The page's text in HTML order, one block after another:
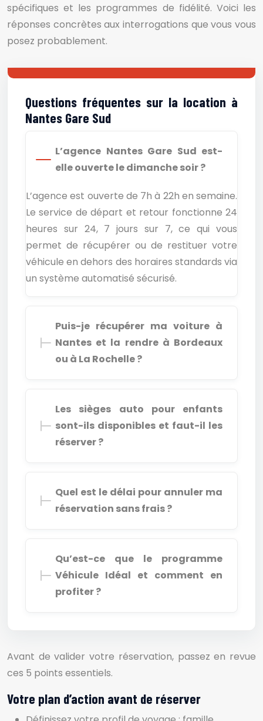
spécifiques et les programmes de fidélité. Voici les
réponses concrètes aux interrogations que vous vous
posez probablement.
Questions fréquentes sur la location à
Nantes Gare Sud
L’agence Nantes Gare Sud est-
elle ouverte le dimanche soir ?
L’agence est ouverte de 7h à 22h en semaine.
Le service de départ et retour fonctionne 24
heures sur 24, 7 jours sur 7, ce qui vous
permet de récupérer ou de restituer votre
véhicule en dehors des horaires standards via
un système automatisé sécurisé.
Puis-je récupérer ma voiture à
Nantes et la rendre à Bordeaux
ou à La Rochelle ?
Les sièges auto pour enfants
sont-ils disponibles et faut-il les
réserver ?
Quel est le délai pour annuler ma
réservation sans frais ?
Qu’est-ce que le programme
Véhicule Idéal et comment en
profiter ?
Avant de valider votre réservation, passez en revue
ces 5 points essentiels.
Votre plan d’action avant de réserver